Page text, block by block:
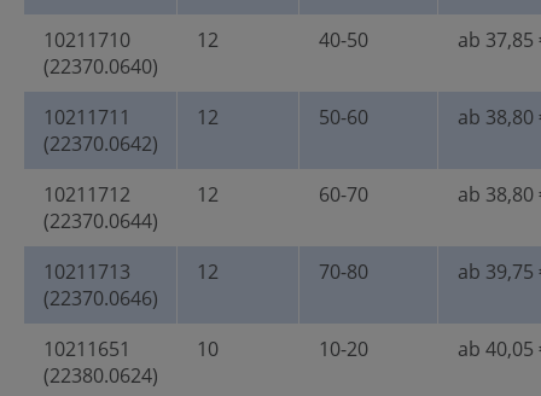
10211710
(22370.0640)
12 40-50 ab 37,85
10211711
(22370.0642)
12 50-60 ab 38,80
10211712
(22370.0644)
12 60-70 ab 38,80
10211713
(22370.0646)
12 70-80 ab 39,75
10211651
(22380.0624)
10 10-20 ab 40,05